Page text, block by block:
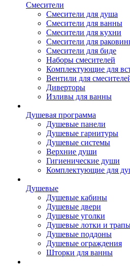
Смесители
Смесители для душа
Смесители для ванны
Смесители для кухни
Смесители для
Смесители для биде
Наборы смесителей
Комплектующие для
Вентили для
Диверторы
Изливы для ванны
Душевая программа
Душевые панели
Душевые гарнитуры
Душевые системы
Верхние души
Гигиенические души
Комплектующие для
Душевые
Душевые кабины
Душевые двери
Душевые уголки
Душевые лотки и
Душевые поддоны
Душевые ограждения
Шторки для ванны